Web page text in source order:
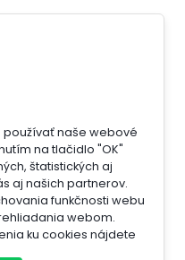
naše webové
na tlačidlo "OK"
štatistických aj
aj našich partnerov.
funkčnosti webu
webom.
ku cookies nájdete